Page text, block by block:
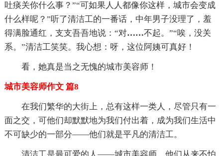
吐痰关你什么事？”“可如果人人都像你这样，城市会变成
什么样呢？”听了清洁工的一番话，中年男子没理了，羞
得满脸通红，支支吾吾地说：“对……不起。”“唉，没关
系。”清洁工笑笑。我心想：呀，这位阿姨可真好！
看，她真是当之无愧的城市美容师！
城市美容师作文 篇8
在我们繁华的大街上，总有这样一类人，尽管只有一
面之交，可他们却默默地为我们付出着，成为我们生活中
不可缺少的一部分——他们就是平凡的清洁工。